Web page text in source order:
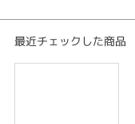
最近チェックした商品